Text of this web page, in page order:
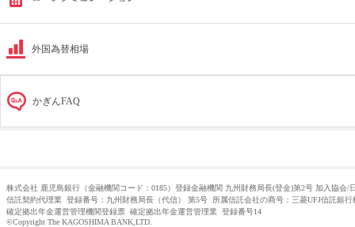
外国為替相場
かぎんFAQ
株式会社 鹿児島銀行（金融機関コード：0185）登録金融機関 九州財務局長(登金)第2号 加入協会/
信託契約代理業 登録番号：九州財務局長（代信） 第5号 所属信託会社の商号：三菱UFJ信託銀
確定拠出年金運営管理機関登録票 確定拠出年金運営管理業 登録番号14
©Copyright The KAGOSHIMA BANK,LTD.